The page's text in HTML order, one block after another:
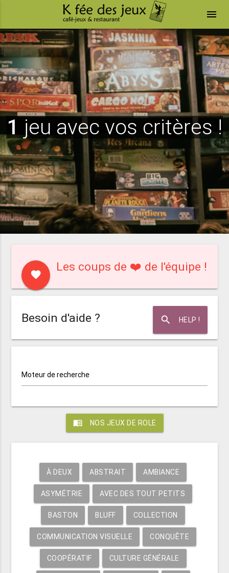
menu
1 jeu avec vos critères !
favorite
Les coups de ❤️ de l'équipe !
search HELP !
Besoin d'aide ?
Moteur de recherche
menu_book NOS JEUX DE ROLE
À DEUX ABSTRAIT AMBIANCE
ASYMÉTRIE AVEC DES TOUT PETITS
BASTON BLUFF COLLECTION
COMMUNICATION VISUELLE CONQUÊTE
COOPÉRATIF CULTURE GÉNÉRALE